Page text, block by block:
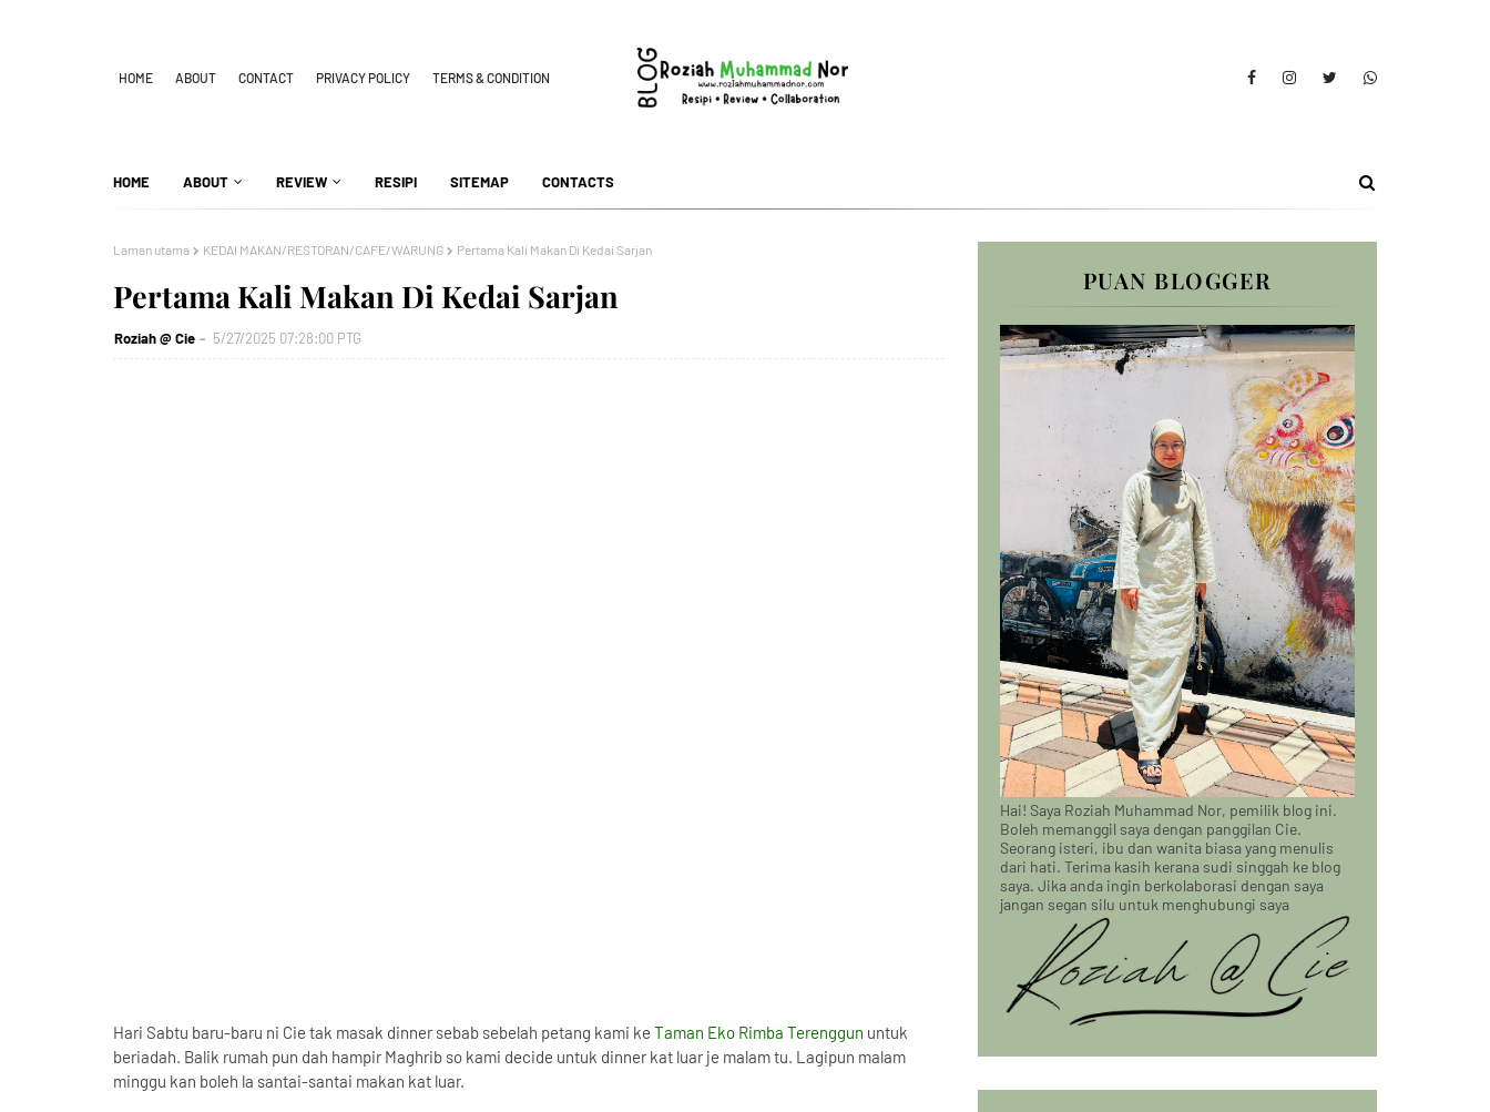
HOME ABOUT CONTACT PRIVACY POLICY TERMS & CONDITION
HOME ABOUT REVIEW RESIPI SITEMAP CONTACTS
Laman utama KEDAI MAKAN/RESTORAN/CAFE/WARUNG Pertama Kali Makan Di Kedai Sarjan
Pertama Kali Makan Di Kedai Sarjan
Roziah @ Cie 5/27/2025 07:28:00 PTG
Hari Sabtu baru-baru ni Cie tak masak dinner sebab sebelah petang kami ke Taman Eko Rimba Terenggun untuk
beriadah. Balik rumah pun dah hampir Maghrib so kami decide untuk dinner kat luar je malam tu. Lagipun malam
minggu kan boleh la santai-santai makan kat luar.
PUAN BLOGGER
Hai! Saya Roziah Muhammad Nor, pemilik blog ini.
Boleh memanggil saya dengan panggilan Cie.
Seorang isteri, ibu dan wanita biasa yang menulis
dari hati. Terima kasih kerana sudi singgah ke blog
saya. Jika anda ingin berkolaborasi dengan saya
jangan segan silu untuk menghubungi saya